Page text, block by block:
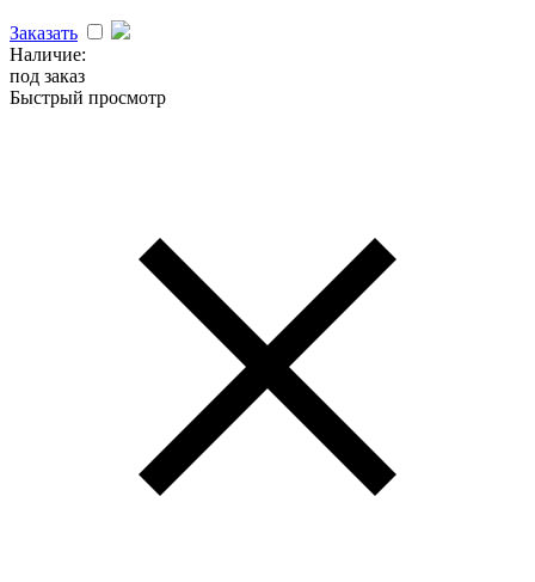
Заказать
Наличие:
под заказ
Быстрый просмотр